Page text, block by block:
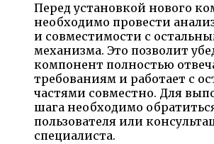
Перед установкой нового
необходимо провести
и совместимости с
механизма. Это позволит
компонент полностью
требованиям и работает с
частями совместно. Для
шага необходимо
пользователя или
специалиста.